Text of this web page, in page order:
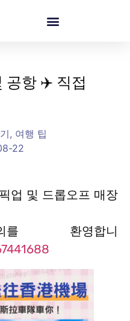
공항 ✈️ 직접
, 여행 팁
22
업 및 드롭오프 매장
영합니